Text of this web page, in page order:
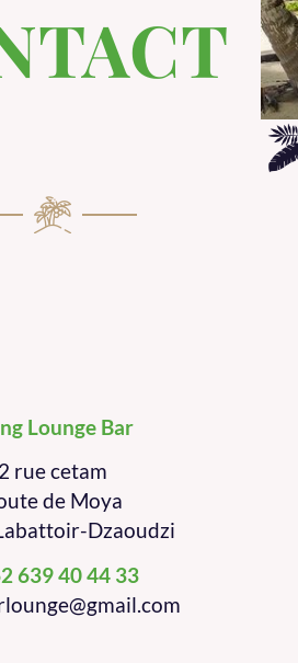
Lounge Bar
2 rue cetam
de Moya
Dzaoudzi
639 40 44 33